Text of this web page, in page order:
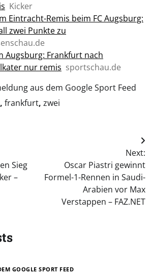
Kicker
Eintracht-Remis beim FC Augsburg:
zwei Punkte zu
Augsburg: Frankfurt nach
nur remis sportschau.de
aus dem Google Sport Feed
, frankfurt, zwei
Sieg
–
Next:
Oscar Piastri gewinnt
Formel-1-Rennen in Saudi-
Arabien vor Max
Verstappen – FAZ.NET
GOOGLE SPORT FEED